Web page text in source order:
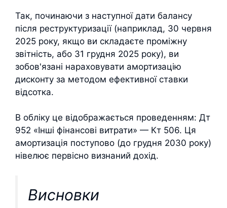
Так, починаючи з наступної дати балансу
після реструктуризації (наприклад, 30 червня
2025 року, якщо ви складаєте проміжну
звітність, або 31 грудня 2025 року), ви
зобов'язані нараховувати амортизацію
дисконту за методом ефективної ставки
відсотка.
В обліку це відображається проведенням: Дт
952 «Інші фінансові витрати» — Кт 506. Ця
амортизація поступово (до грудня 2030 року)
нівелює первісно визнаний дохід.
Висновки